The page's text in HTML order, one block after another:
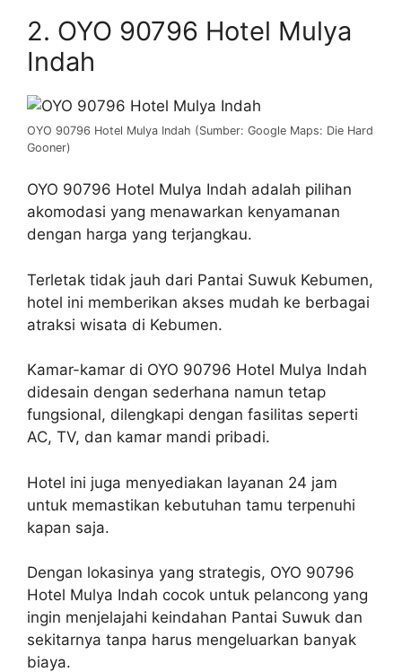
2. OYO 90796 Hotel Mulya
Indah
OYO 90796 Hotel Mulya Indah (Sumber: Google Maps: Die Hard
Gooner)
OYO 90796 Hotel Mulya Indah adalah pilihan
akomodasi yang menawarkan kenyamanan
dengan harga yang terjangkau.
Terletak tidak jauh dari Pantai Suwuk Kebumen,
hotel ini memberikan akses mudah ke berbagai
atraksi wisata di Kebumen.
Kamar-kamar di OYO 90796 Hotel Mulya Indah
didesain dengan sederhana namun tetap
fungsional, dilengkapi dengan fasilitas seperti
AC, TV, dan kamar mandi pribadi.
Hotel ini juga menyediakan layanan 24 jam
untuk memastikan kebutuhan tamu terpenuhi
kapan saja.
Dengan lokasinya yang strategis, OYO 90796
Hotel Mulya Indah cocok untuk pelancong yang
ingin menjelajahi keindahan Pantai Suwuk dan
sekitarnya tanpa harus mengeluarkan banyak
biaya.